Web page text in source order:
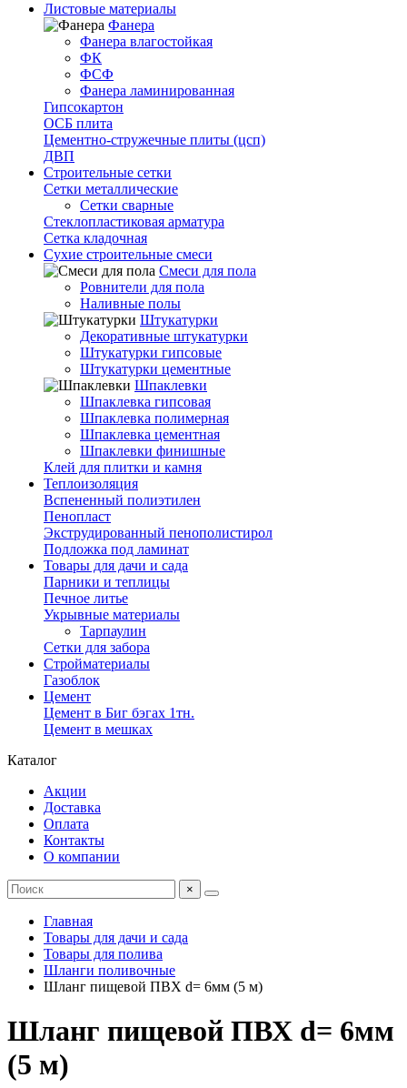
Листовые материалы
Фанера
Фанера влагостойкая
ФК
ФСФ
Фанера ламинированная
Гипсокартон
ОСБ плита
Цементно-стружечные плиты (цсп)
ДВП
Строительные сетки
Сетки металлические
Сетки сварные
Стеклопластиковая арматура
Сетка кладочная
Сухие строительные смеси
Смеси для пола
Ровнители для пола
Наливные полы
Штукатурки
Декоративные штукатурки
Штукатурки гипсовые
Штукатурки цементные
Шпаклевки
Шпаклевка гипсовая
Шпаклевка полимерная
Шпаклевка цементная
Шпаклевки финишные
Клей для плитки и камня
Теплоизоляция
Вспененный полиэтилен
Пенопласт
Экструдированный пенополистирол
Подложка под ламинат
Товары для дачи и сада
Парники и теплицы
Печное литье
Укрывные материалы
Тарпаулин
Сетки для забора
Стройматериалы
Газоблок
Цемент
Цемент в Биг бэгах 1тн.
Цемент в мешках
Каталог
Акции
Доставка
Оплата
Контакты
О компании
×
Главная
Товары для дачи и сада
Товары для полива
Шланги поливочные
Шланг пищевой ПВХ d= 6мм (5 м)
Шланг пищевой ПВХ d= 6мм
(5 м)